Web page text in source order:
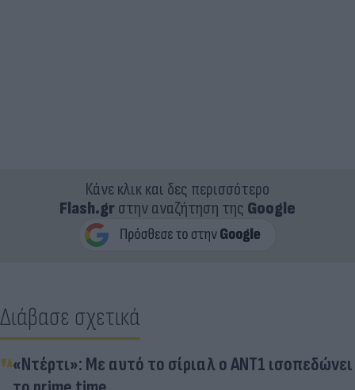
Κάνε κλικ και δες περισσότερο
Flash.grστην αναζήτηση της Google
Διάβασε σχετικά
«Ντέρτι»: Με αυτό το σίριαλ ο ΑΝΤ1 ισοπεδώνει